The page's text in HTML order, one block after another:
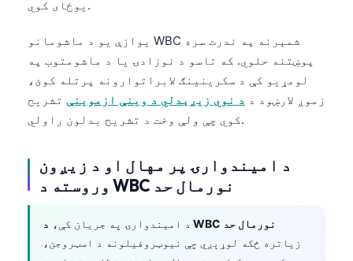
یوځای کوي.
یوازې یو د ماشومانو WBC شمېرنه په ندرت سره
پوښتنه حلوي. که تاسو د نوزادۍ یا د ماشومتوب په
لومړیو کې د سکرینینګ لابراتوارونه پرتله کوئ،
زموږ لارښود د د نوي زیږېدلي د وینې ازموینې تشریح
کوي چې ولې وخت د تشریح بدلون راولي.
د امیندوارۍ پر مهال او د زیږون
وروسته د WBC نورمال حد
د امیندوارۍ په جریان کې،
د WBC نورمال حد
زیاتره ځکه لوړېږي چې نیوټروفیلونه د اسټروجن،